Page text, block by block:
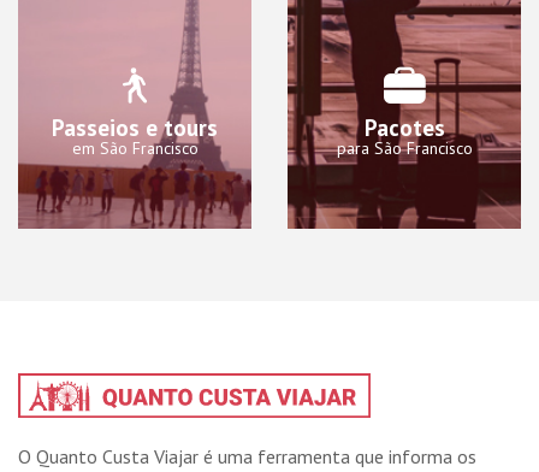
Passeios e tours
em São Francisco
Pacotes
para São Francisco
O Quanto Custa Viajar é uma ferramenta que informa os